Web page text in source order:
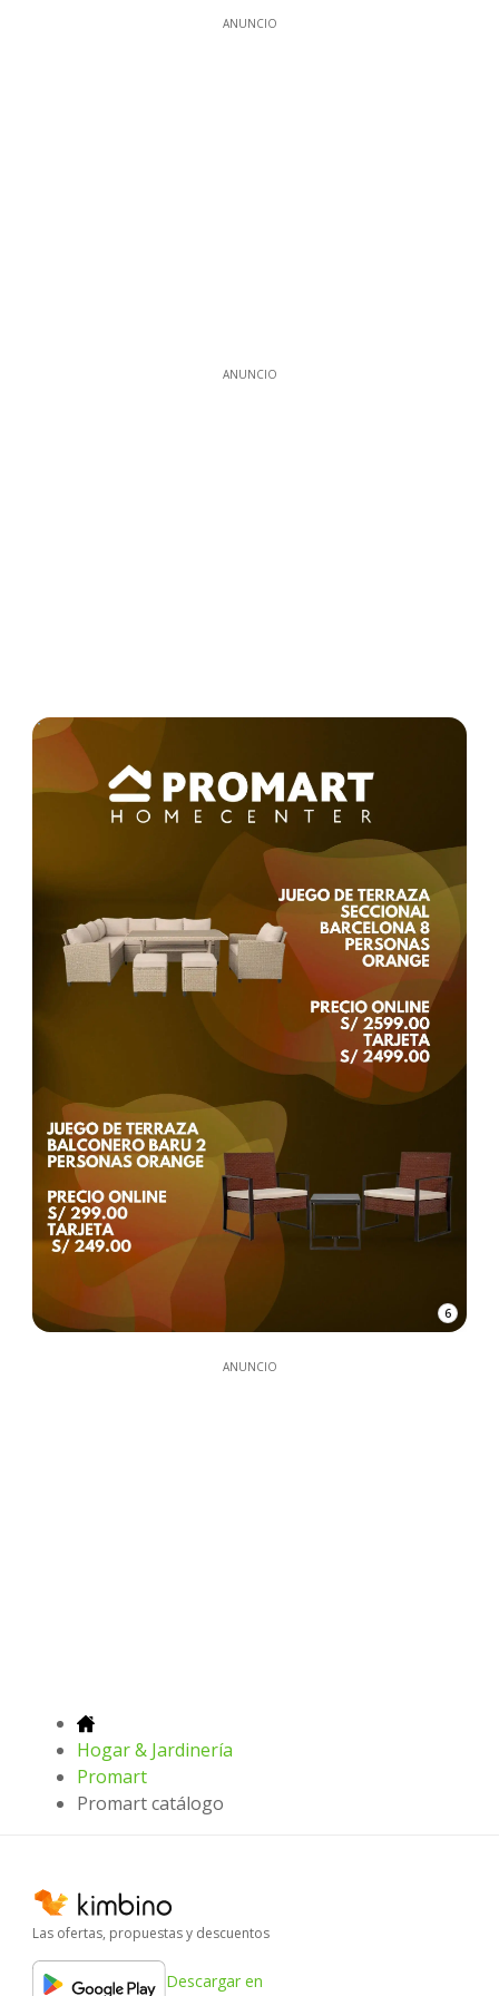
ANUNCIO
ANUNCIO
6
ANUNCIO
Hogar & Jardinería
Promart
Promart catálogo
Las ofertas, propuestas y descuentos
Descargar en